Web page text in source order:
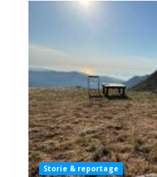
Storie & reportage